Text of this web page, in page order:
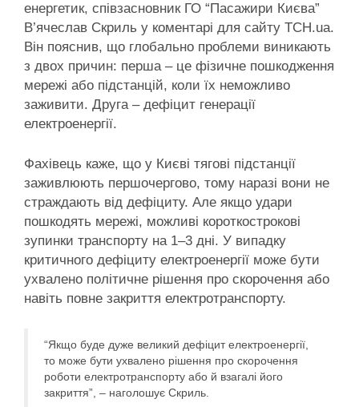
енергетик, співзасновник ГО “Пасажири Києва”
В’ячеслав Скриль у коментарі для сайту ТСН.ua.
Він пояснив, що глобально проблеми виникають
з двох причин: перша – це фізичне пошкодження
мережі або підстанцій, коли їх неможливо
заживити. Друга – дефіцит генерації
електроенергії.
Фахівець каже, що у Києві тягові підстанції
заживлюють першочергово, тому наразі вони не
страждають від дефіциту. Але якщо удари
пошкодять мережі, можливі короткострокові
зупинки транспорту на 1–3 дні. У випадку
критичного дефіциту електроенергії може бути
ухвалено політичне рішення про скорочення або
навіть повне закриття електротранспорту.
“Якщо буде дуже великий дефіцит електроенергії,
то може бути ухвалено рішення про скорочення
роботи електротранспорту або й взагалі його
закриття”, – наголошує Скриль.